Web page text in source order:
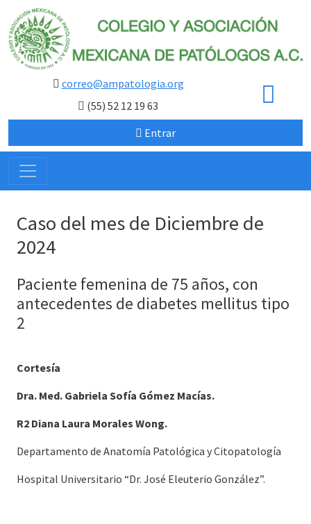
correo@ampatologia.org
(55) 52 12 19 63
Entrar
Caso del mes de Diciembre de
2024
Paciente femenina de 75 años, con
antecedentes de diabetes mellitus tipo
2
Cortesía
Dra. Med. Gabriela Sofía Gómez Macías.
R2 Diana Laura Morales Wong.
Departamento de Anatomía Patológica y Citopatología
Hospital Universitario “Dr. José Eleuterio González”.